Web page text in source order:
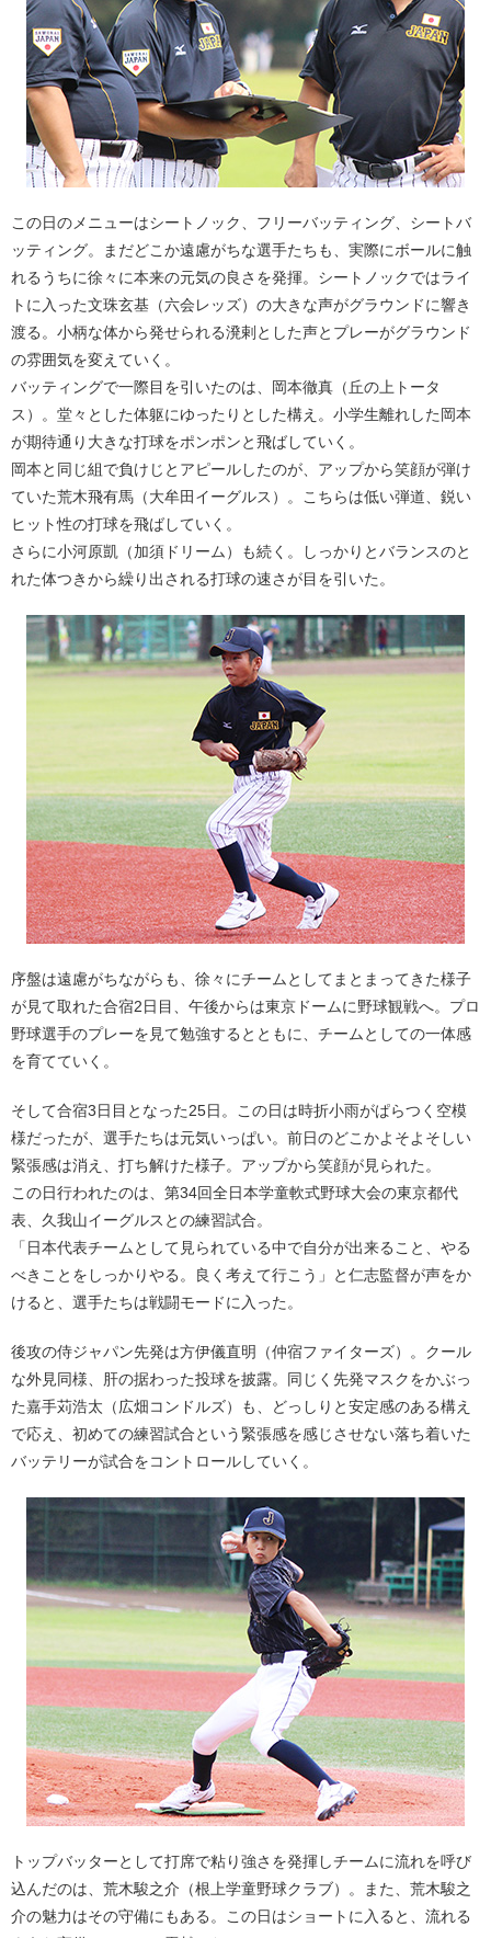
この日のメニューはシートノック、フリーバッティング、シートバ
ッティング。まだどこか遠慮がちな選手たちも、実際にボールに触
れるうちに徐々に本来の元気の良さを発揮。シートノックではライ
トに入った文珠玄基（六会レッズ）の大きな声がグラウンドに響き
渡る。小柄な体から発せられる溌剌とした声とプレーがグラウンド
の雰囲気を変えていく。
バッティングで一際目を引いたのは、岡本徹真（丘の上トータ
ス）。堂々とした体躯にゆったりとした構え。小学生離れした岡本
が期待通り大きな打球をポンポンと飛ばしていく。
岡本と同じ組で負けじとアピールしたのが、アップから笑顔が弾け
ていた荒木飛有馬（大牟田イーグルス）。こちらは低い弾道、鋭い
ヒット性の打球を飛ばしていく。
さらに小河原凱（加須ドリーム）も続く。しっかりとバランスのと
れた体つきから繰り出される打球の速さが目を引いた。
序盤は遠慮がちながらも、徐々にチームとしてまとまってきた様子
が見て取れた合宿2日目、午後からは東京ドームに野球観戦へ。プロ
野球選手のプレーを見て勉強するとともに、チームとしての一体感
を育てていく。
そして合宿3日目となった25日。この日は時折小雨がぱらつく空模
様だったが、選手たちは元気いっぱい。前日のどこかよそよそしい
緊張感は消え、打ち解けた様子。アップから笑顔が見られた。
この日行われたのは、第34回全日本学童軟式野球大会の東京都代
表、久我山イーグルスとの練習試合。
「日本代表チームとして見られている中で自分が出来ること、やる
べきことをしっかりやる。良く考えて行こう」と仁志監督が声をか
けると、選手たちは戦闘モードに入った。
後攻の侍ジャパン先発は方伊儀直明（仲宿ファイターズ）。クール
な外見同様、肝の据わった投球を披露。同じく先発マスクをかぶっ
た嘉手苅浩太（広畑コンドルズ）も、どっしりと安定感のある構え
で応え、初めての練習試合という緊張感を感じさせない落ち着いた
バッテリーが試合をコントロールしていく。
トップバッターとして打席で粘り強さを発揮しチームに流れを呼び
込んだのは、荒木駿之介（根上学童野球クラブ）。また、荒木駿之
介の魅力はその守備にもある。この日はショートに入ると、流れる